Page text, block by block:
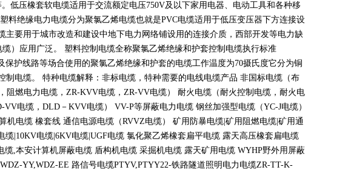
低压橡套软电缆适用于交流额定电压750V及以下家用电器、电动工具和各种移
料绝缘电力电缆分为聚氯乙烯电缆也就是PVC电缆适用于低压变压器下方连接设
要用于城市改造和建设中地下电力网络铺设用的连接介质，西部开发等电力缺
缆）应用广泛。 塑料控制电缆全称聚氯乙烯绝缘和护套控制电缆执行标准
保护线路等场合使用的聚氯乙烯绝缘和护套的电缆工作温度为70摄氏度它分为铜
电缆。 特种电缆解释：非标电缆，特种需要的电线电缆产品 非国标电缆（布
阻燃电力电缆， ZR-KVV电缆， ZR-VV电缆） 耐火电缆（耐火控制电缆，耐火电
VV电缆， DLD － KVV电缆） VV-P等屏蔽电力电缆 钢丝加强型电缆（YC-J电缆）
机电缆 橡套线 通信电源电缆（RVVZ电缆） 矿用防暴电缆 矿用阻燃电缆 矿用通
缆 |10KV电缆 |6KV电缆 |UGF电缆 氯化聚乙烯橡套扁平电缆 露天高压橡套扁电缆
缆,本安计算机屏蔽电缆 盾构机电缆 采掘机电缆 露天矿用电缆 WYHP野外用屏蔽
YY,WDZ-EE 路信号电缆PTYV,PTYY22-铁路隧道照明电力电缆ZR-TT-K-